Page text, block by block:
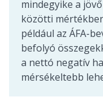
mindegyike a
közötti
például az ÁFA-
befolyó
a nettó negatív
mérsékeltebb